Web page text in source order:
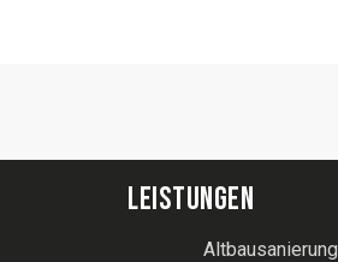
LEISTUNGEN
Altbausanierung